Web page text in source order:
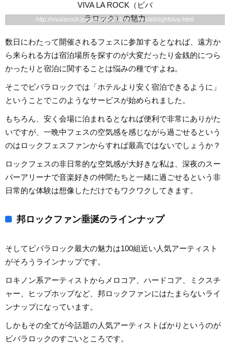
http://vivalarock.jp/gallery/2014/archives/allnightviva.html
数日にわたって開催されるフェスに参加するとなれば、遠方か
ら来られる方は宿泊場所を探すのが大変だったり金銭的につら
かったりと宿泊に関することは悩みの種ですよね。
そこでビバラロックでは「ホテルより安く宿泊できるように」
ということでこのようなサービスが始められました。
もちろん、安く会場に泊まれるとなれば便利で非常にありがた
いですが、一晩中フェスの空気感を感じながら過ごせるという
のはロックフェスファンからすれば最高ではないでしょうか？
ロックフェスの非日常的な空気感が大好きな私は、深夜のスー
パーアリーナで音楽好きの仲間たちと一緒に過ごせるという非
日常的な体験は想像しただけでもワクワクしてきます。
邦ロックファン垂涎のラインナップ
そしてビバラロック最大の魅力は100組近い人気アーティスト
がそろうラインナップです。
ロキノン系アーティストからメロコア、ハードコア、ミクスチ
ャー、ヒップホップなど、邦ロックファンにはたまらないライ
ンナップになっています。
しかもその全てが今話題の人気アーティストばかりというのが
ビバラロックのすごいところです。